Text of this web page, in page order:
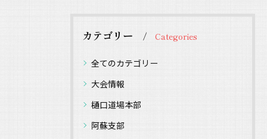
カテゴリー Categories
全てのカテゴリー
大会情報
樋口道場本部
阿蘇支部